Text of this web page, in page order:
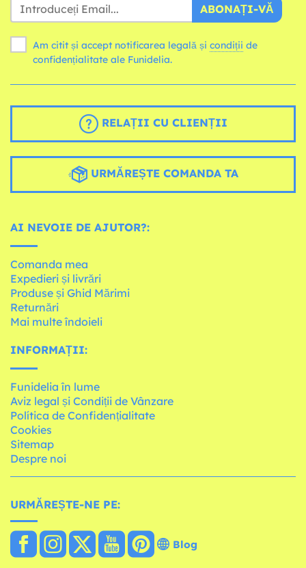
ABONAȚI-VĂ
Am citit și accept notificarea legală și condiții
confidențialitate ale Funidelia.
RELAȚII CU CLIENȚII
URMĂREȘTE COMANDA TA
AI NEVOIE DE AJUTOR?:
Comanda mea
Expedieri și livrări
Produse și Ghid Mărimi
Returnări
Mai multe îndoieli
INFORMAȚII:
Funidelia în lume
Aviz legal și Condiții de Vânzare
Política de Confidențialitate
Cookies
Sitemap
Despre noi
URMĂREȘTE-NE PE:
Blog